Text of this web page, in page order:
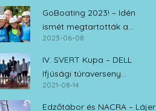
GoBoating 2023! – Idén
ismét megtartották a
vitorlás iskolák nyílt napját
2023-06-08
IV. SVERT Kupa – DELL
Ifjúsági túraverseny
Zamárdi, 2021. augusztus 14.
2021-08-14
Edzőtábor és NACRA – Lájer